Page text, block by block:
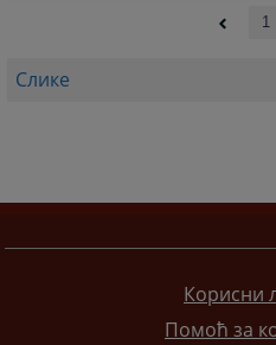
Слике
1
Корисни
Помоћ за